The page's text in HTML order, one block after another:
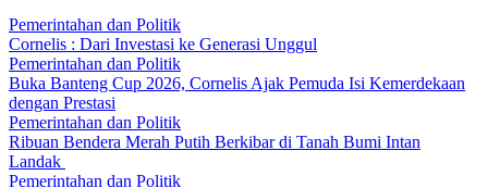
Pemerintahan dan Politik
Cornelis : Dari Investasi ke Generasi Unggul
Pemerintahan dan Politik
Buka Banteng Cup 2026, Cornelis Ajak Pemuda Isi Kemerdekaan
dengan Prestasi
Pemerintahan dan Politik
Ribuan Bendera Merah Putih Berkibar di Tanah Bumi Intan
Landak
Pemerintahan dan Politik